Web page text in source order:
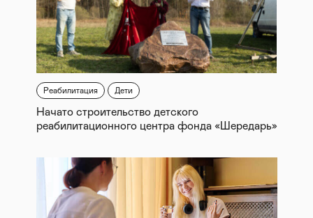
Реабилитация Дети
Начато строительство детского
реабилитационного центра фонда «Шередарь»